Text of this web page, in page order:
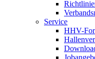
Service
HHV-